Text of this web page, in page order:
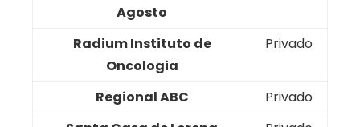
Agosto
Radium Instituto de
Oncologia
Privado
Regional ABC
Privado